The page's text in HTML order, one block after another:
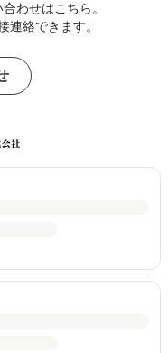
わせはこちら。
連絡できます。